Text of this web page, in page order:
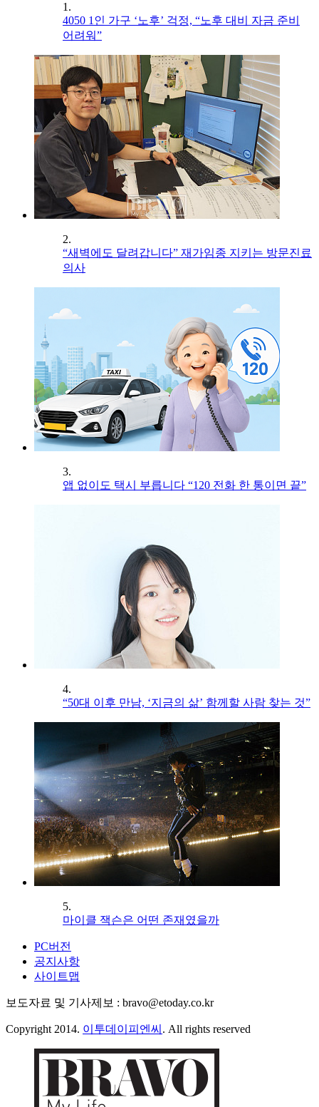
1.
4050 1인 가구 ‘노후’ 걱정, “노후 대비 자금 준비
어려워”
2.
“새벽에도 달려갑니다” 재가임종 지키는 방문진료
의사
3.
앱 없이도 택시 부릅니다 “120 전화 한 통이면 끝”
4.
“50대 이후 만남, ‘지금의 삶’ 함께할 사람 찾는 것”
5.
마이클 잭슨은 어떤 존재였을까
PC버전
공지사항
사이트맵
보도자료 및 기사제보 : bravo@etoday.co.kr
Copyright 2014. 이투데이피엔씨 . All rights reserved